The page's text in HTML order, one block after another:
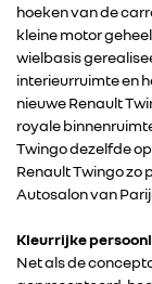
hoeken van de
kleine motor
wielbasis
interieurruimte en
nieuwe Renault
royale
Twingo dezelfde
Renault Twingo zo
Autosalon van
Kleurrijke
Net als de